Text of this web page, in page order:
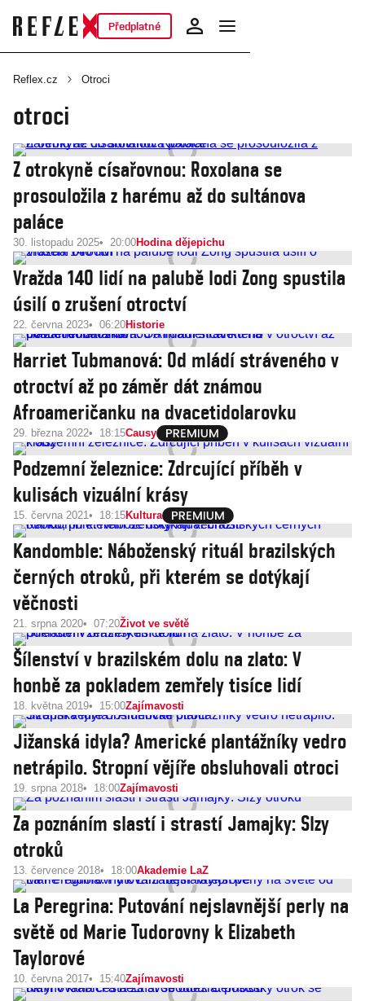
Předplatné
Reflex.cz Otroci
otroci
Z otrokyně císařovnou: Roxolana se
prosouložila z harému až do sultánova
paláce
30. listopadu 2025 20:00Hodina dějepichu
Vražda 140 lidí na palubě lodi Zong spustila
úsilí o zrušení otroctví
22. června 2023 06:20Historie
Harriet Tubmanová: Od mládí stráveného v
otroctví až po záměr dát známou
Afroameričanku na dvacetidolarovku
29. března 2022 18:15Causy
Podzemní železnice: Zdrcující příběh v
kulisách vizuální krásy
15. června 2021 18:15Kultura
Kandomble: Náboženský rituál brazilských
černých otroků, při kterém se dotýkají
věčnosti
21. srpna 2020 07:20Život ve světě
Šílenství v brazilském dolu na zlato: V
honbě za pokladem zemřely tisíce lidí
18. května 2019 15:00Zajímavosti
Jižanská idyla? Americké plantážníky vedro
netrápilo. Stropní vějíře obsluhovali otroci
19. srpna 2018 18:00Zajímavosti
Za poznáním slastí i strastí Jamajky: Slzy
otroků
13. července 2018 18:00Akademie LaZ
La Peregrina: Putování nejslavnější perly na
světě od Marie Tudorovny k Elizabeth
Taylorové
10. června 2017 15:40Zajímavosti